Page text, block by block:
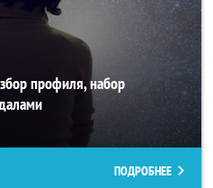
профиля, набор
ПОДРОБНЕЕ